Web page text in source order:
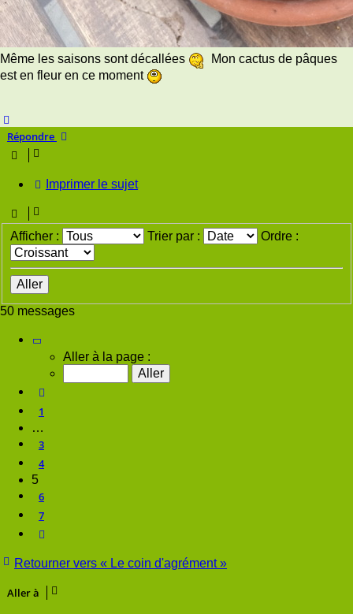
Même les saisons sont décallées
Mon cactus de pâques
est en fleur en ce moment
Répondre
Imprimer le sujet
Afficher : Trier par : Ordre :
50 messages
Page
Aller à la page :
1
…
3
4
5
6
7
Retourner vers « Le coin d'agrément »
Aller à